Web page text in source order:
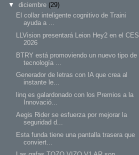
▼
diciembre (29)
El collar inteligente cognitivo de Traini
ayuda a ...
LLVision presentará Leion Hey2 en el CES
2026
BTRY está promoviendo un nuevo tipo de
tecnología ...
Generador de letras con IA que crea al
instante le...
linq es galardonado con los Premios a la
Innovació...
Aegis Rider se esfuerza por mejorar la
seguridad d...
Esta funda tiene una pantalla trasera que
conviert...